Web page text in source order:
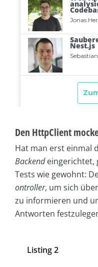
Den HttpClient
Hat man erst einmal
Backendeingerichtet,
Tests wie gewohnt:
ontroller, um sich
zu informieren und
Antworten
Listing 2